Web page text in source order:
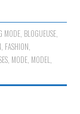
MODE, BLOGUEUSE,
, FASHION,
, MODE, MODEL,